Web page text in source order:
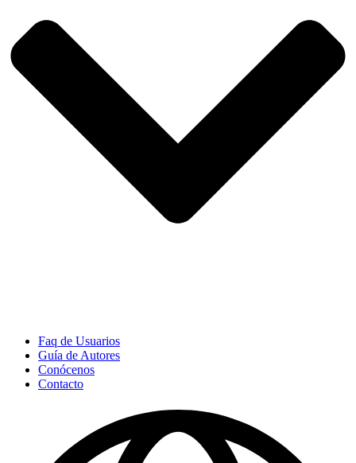
Faq de Usuarios
Guía de Autores
Conócenos
Contacto